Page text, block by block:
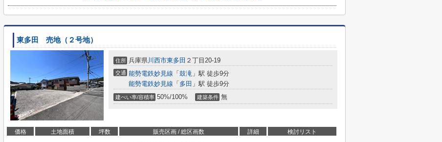
東多田 売地（２号地）
住所 兵庫県川西市東多田 ２丁目20-19
交通 能勢電鉄妙見線 「 鼓滝 」駅 徒歩9分
能勢電鉄妙見線 「 多田 」駅 徒歩9分
建ぺい率/容積率 50%/100% 建築条件 無
価格 土地面積 坪数 販売区画 / 総区画数 詳細 検討リスト